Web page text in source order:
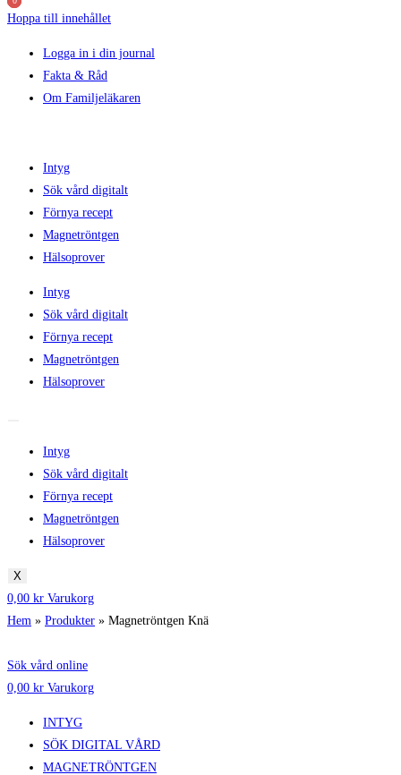
Hoppa till innehållet
Logga in i din journal
Fakta & Råd
Om Familjeläkaren
Intyg
Sök vård digitalt
Förnya recept
Magnetröntgen
Hälsoprover
Intyg
Sök vård digitalt
Förnya recept
Magnetröntgen
Hälsoprover
Intyg
Sök vård digitalt
Förnya recept
Magnetröntgen
Hälsoprover
X
0,00 kr Varukorg
Hem » Produkter » Magnetröntgen Knä
Sök vård online
0,00 kr Varukorg
INTYG
SÖK DIGITAL VÅRD
MAGNETRÖNTGEN